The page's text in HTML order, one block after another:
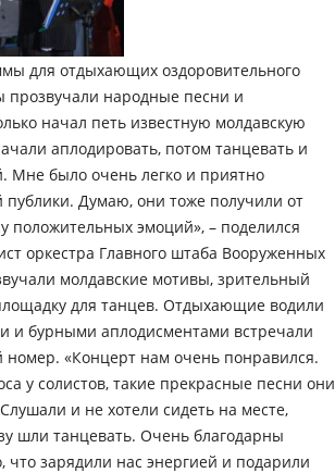
для отдыхающих оздоровительного
прозвучали народные песни и
начал петь известную молдавскую
аплодировать, потом танцевать и
Мне было очень легко и приятно
публики. Думаю, они тоже получили от
положительных эмоций», – поделился
оркестра Главного штаба Вооруженных
молдавские мотивы, зрительный
для танцев. Отдыхающие водили
и бурными аплодисментами встречали
«Концерт нам очень понравился.
у солистов, такие прекрасные песни они
и не хотели сидеть на месте,
шли танцевать. Очень благодарны
зарядили нас энергией и подарили